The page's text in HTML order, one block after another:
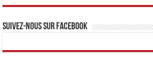
Suivez-nous sur Facebook